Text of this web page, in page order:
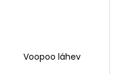
Voopoo láhev